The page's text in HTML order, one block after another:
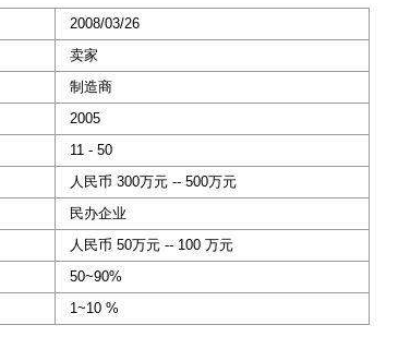
2008/03/26
卖家
制造商
2005
11 - 50
人民币 300万元 -- 500万元
民办企业
人民币 50万元 -- 100 万元
50~90%
1~10 %